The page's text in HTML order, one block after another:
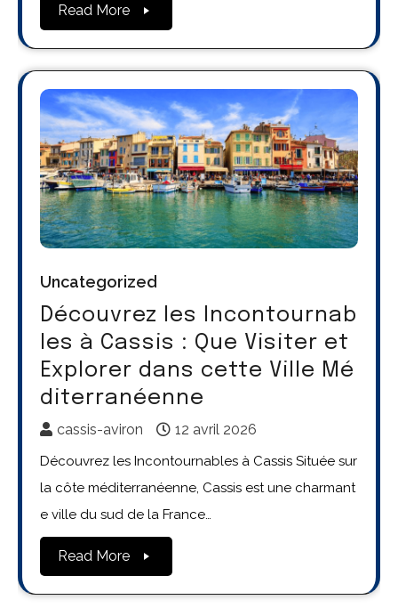
Read More
Uncategorized
Découvrez les Incontournab
les à Cassis : Que Visiter et
Explorer dans cette Ville Mé
diterranéenne
cassis-aviron 12 avril 2026
Découvrez les Incontournables à Cassis Située sur
la côte méditerranéenne, Cassis est une charmant
e ville du sud de la France…
Read More